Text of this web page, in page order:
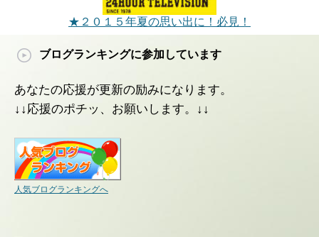
★２０１５年夏の思い出に！必見！
ブログランキングに参加しています
あなたの応援が更新の励みになります。
↓↓応援のポチッ、お願いします。↓↓
人気ブログランキングへ